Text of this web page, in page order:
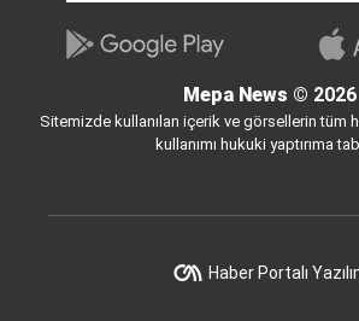
Mepa News © 2026
Sitemizde kullanılan içerik ve görsellerin tüm
kullanımı hukuki yaptırıma
Haber Portalı